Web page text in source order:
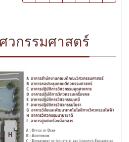
วกรรมศาสตร์